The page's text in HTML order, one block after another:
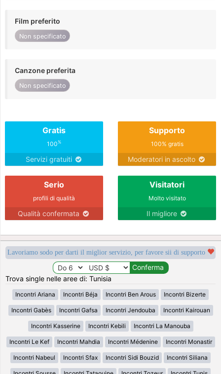
Film preferito
Non specificato
Canzone preferita
Non specificato
Gratis
100%
Servizi gratuiti
Supporto
100% gratis
Moderatori in ascolto
Serio
profili di qualità
Qualità confermata
Visitatori
Molto visitato
Il migliore
Lavoriamo sodo per darti il miglior servizio, per favore sii di supporto
Trova single nelle aree di: Tunisia
Incontri Ariana Incontri Béja Incontri Ben Arous Incontri Bizerte
Incontri Gabès Incontri Gafsa Incontri Jendouba Incontri Kairouan
Incontri Kasserine Incontri Kebili Incontri La Manouba
Incontri Le Kef Incontri Mahdia Incontri Médenine Incontri Monastir
Incontri Nabeul Incontri Sfax Incontri Sidi Bouzid Incontri Siliana